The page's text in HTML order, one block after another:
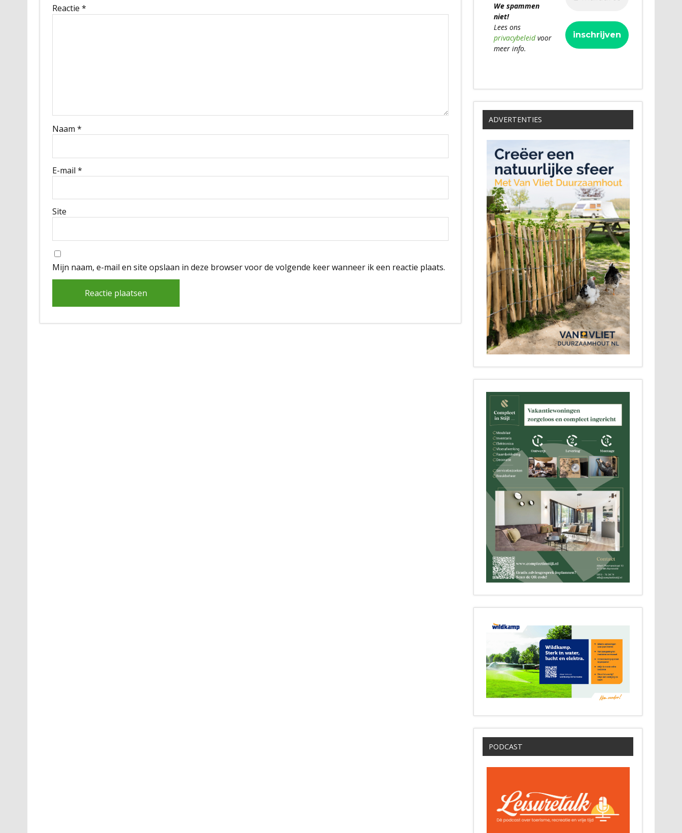
Reactie *
Naam *
E-mail *
Site
Mijn naam, e-mail en site opslaan in deze browser voor de volgende keer wanneer ik een reactie plaats.
Alternative:
We spammen
niet!
Lees ons
privacybeleidvoor
meer info.
ADVERTENTIES
PODCAST